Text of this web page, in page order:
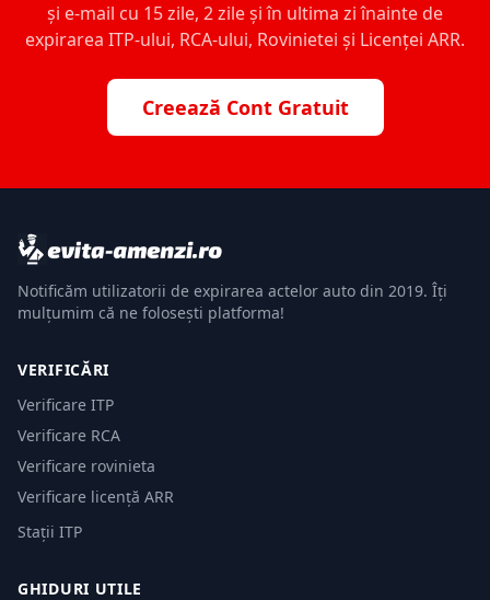
și e-mail cu 15 zile, 2 zile și în ultima zi înainte de
expirarea ITP-ului, RCA-ului, Rovinietei și Licenței ARR.
Creează Cont Gratuit
Notificăm utilizatorii de expirarea actelor auto din 2019. Îți
mulțumim că ne folosești platforma!
VERIFICĂRI
Verificare ITP
Verificare RCA
Verificare rovinieta
Verificare licență ARR
Stații ITP
GHIDURI UTILE